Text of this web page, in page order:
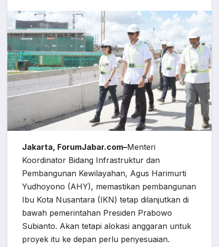
Jakarta, ForumJabar.com–Menteri
Koordinator Bidang Infrastruktur dan
Pembangunan Kewilayahan, Agus Harimurti
Yudhoyono (AHY), memastikan pembangunan
Ibu Kota Nusantara (IKN) tetap dilanjutkan di
bawah pemerintahan Presiden Prabowo
Subianto. Akan tetapi alokasi anggaran untuk
proyek itu ke depan perlu penyesuaian.